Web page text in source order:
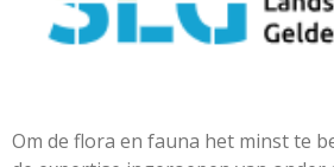
Om de flora en fauna het minst te